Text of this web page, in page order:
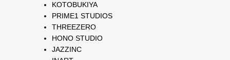
KOTOBUKIYA
PRIME1 STUDIOS
THREEZERO
HONO STUDIO
JAZZINC